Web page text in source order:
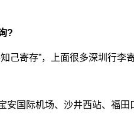
?
己寄存”，上面很多深圳行李
安国际机场、沙井西站、福田